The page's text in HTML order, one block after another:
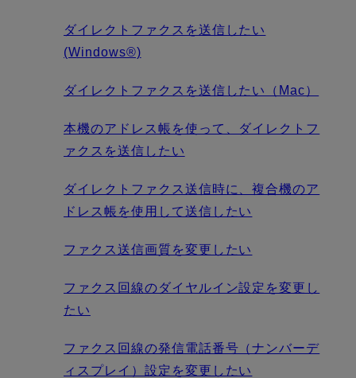
ダイレクトファクスを送信したい
(Windows®)
ダイレクトファクスを送信したい（Mac）
本機のアドレス帳を使って、ダイレクトフ
ァクスを送信したい
ダイレクトファクス送信時に、複合機のア
ドレス帳を使用して送信したい
ファクス送信画質を変更したい
ファクス回線のダイヤルイン設定を変更し
たい
ファクス回線の発信電話番号（ナンバーデ
ィスプレイ）設定を変更したい